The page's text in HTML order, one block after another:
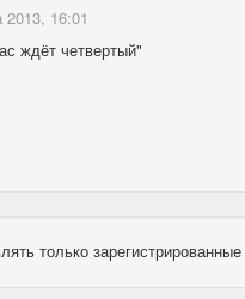
2013, 16:01
ждёт четвертый"
только